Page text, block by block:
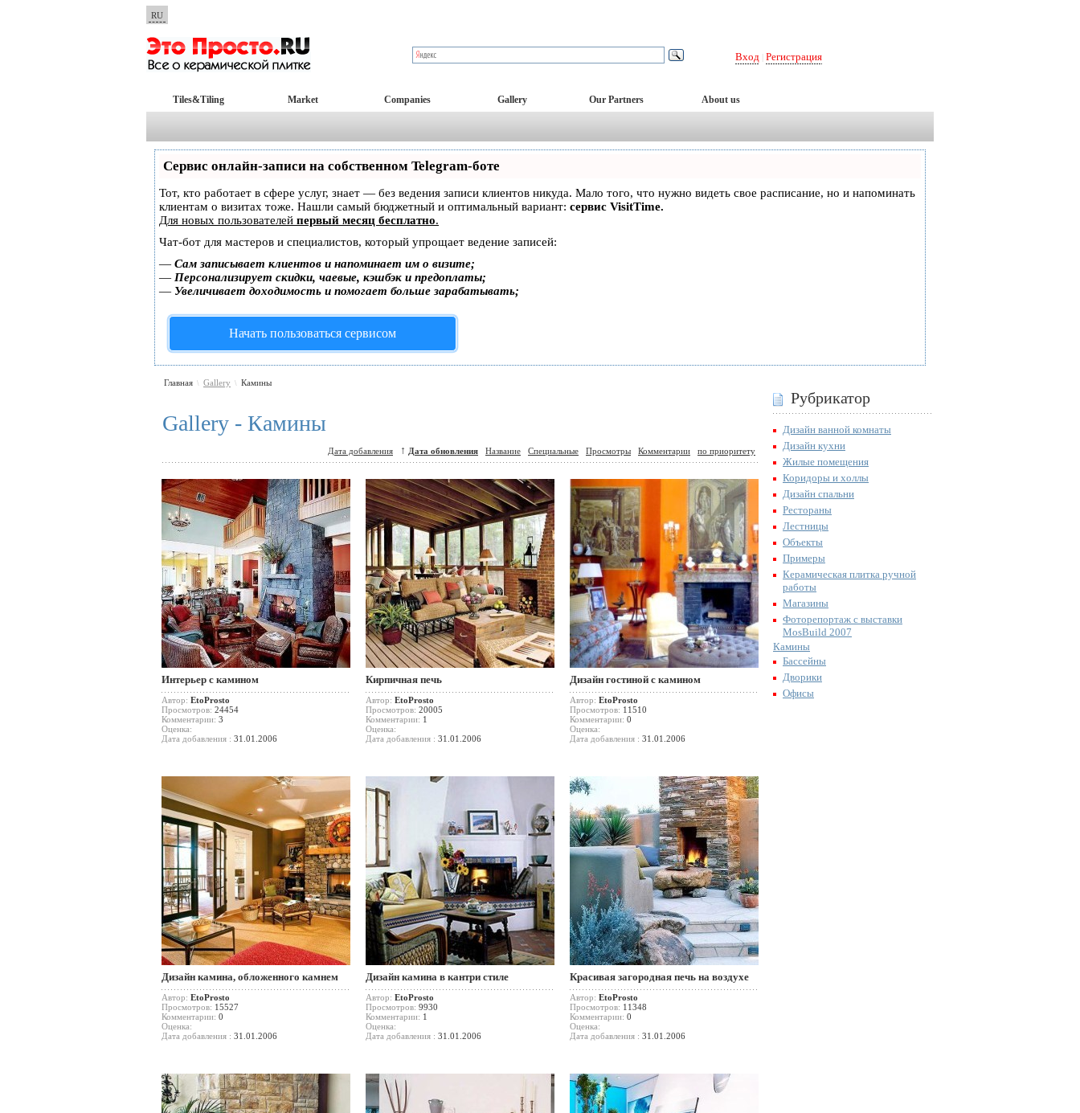
RU
Вход Регистрация
Tiles&Tiling Market Companies Gallery Our Partners About us
Сервис онлайн-записи на собственном Telegram-боте
Тот, кто работает в сфере услуг, знает — без ведения записи клиентов никуда. Мало того, что нужно видеть свое расписание, но и напоминать
клиентам о визитах тоже. Нашли самый бюджетный и оптимальный вариант: сервис VisitTime.
Для новых пользователей первый месяц бесплатно.
Чат-бот для мастеров и специалистов, который упрощает ведение записей:
— Сам записывает клиентов и напоминает им о визите;
— Персонализирует скидки, чаевые, кэшбэк и предоплаты;
— Увеличивает доходимость и помогает больше зарабатывать;
Начать пользоваться сервисом
Главная \ Gallery \ Камины
Gallery - Камины
Дата добавления ↑ Дата обновления Название Специальные Просмотры Комментарии по приоритету
Интерьер с камином
Автор: EtoProsto
Просмотров: 24454
Комментарии: 3
Оценка:
Дата добавления : 31.01.2006
Кирпичная печь
Автор: EtoProsto
Просмотров: 20005
Комментарии: 1
Оценка:
Дата добавления : 31.01.2006
Дизайн гостиной с камином
Автор: EtoProsto
Просмотров: 11510
Комментарии: 0
Оценка:
Дата добавления : 31.01.2006
Дизайн камина, обложенного камнем
Автор: EtoProsto
Просмотров: 15527
Комментарии: 0
Оценка:
Дата добавления : 31.01.2006
Дизайн камина в кантри стиле
Автор: EtoProsto
Просмотров: 9930
Комментарии: 1
Оценка:
Дата добавления : 31.01.2006
Красивая загородная печь на воздухе
Автор: EtoProsto
Просмотров: 11348
Комментарии: 0
Оценка:
Дата добавления : 31.01.2006
Рубрикатор
Дизайн ванной комнаты
Дизайн кухни
Жилые помещения
Коридоры и холлы
Дизайн спальни
Рестораны
Лестницы
Объекты
Примеры
Керамическая плитка ручной
работы
Магазины
Фоторепортаж с выставки
MosBuild 2007
Камины
Бассейны
Дворики
Офисы